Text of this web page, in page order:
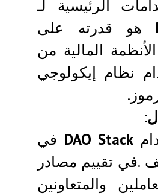
الرئيسية لـ
هو قدرته على
المالية من
نظام إيكولوجي
:
DAO Stack في
.في تقييم مصادر
والمتعاونين